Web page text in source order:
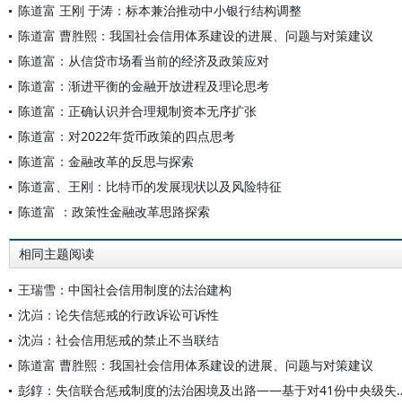
陈道富 王刚 于涛：标本兼治推动中小银行结构调整
陈道富 曹胜熙：我国社会信用体系建设的进展、问题与对策建议
陈道富：从信贷市场看当前的经济及政策应对
陈道富：渐进平衡的金融开放进程及理论思考
陈道富：正确认识并合理规制资本无序扩张
陈道富：对2022年货币政策的四点思考
陈道富：金融改革的反思与探索
陈道富、王刚：比特币的发展现状以及风险特征
陈道富 ：政策性金融改革思路探索
相同主题阅读
王瑞雪：中国社会信用制度的法治建构
沈岿：论失信惩戒的行政诉讼可诉性
沈岿：社会信用惩戒的禁止不当联结
陈道富 曹胜熙：我国社会信用体系建设的进展、问题与对策建议
彭錞：失信联合惩戒制度